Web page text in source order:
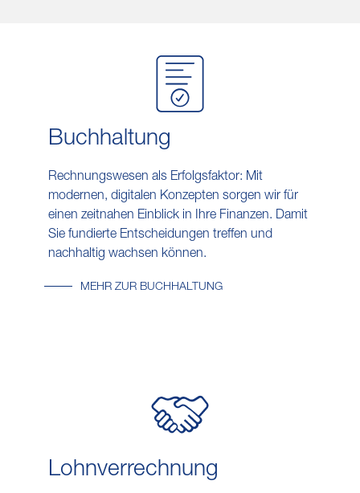
Buch​haltung
Rechnungswesen als Erfolgsfaktor: Mit
modernen, digitalen Konzepten sorgen wir für
einen zeitnahen Einblick in Ihre Finanzen. Damit
Sie fundierte Entscheidungen treffen und
nachhaltig wachsen können.
MEHR ZUR BUCHHALTUNG
Lohn​verrechnung